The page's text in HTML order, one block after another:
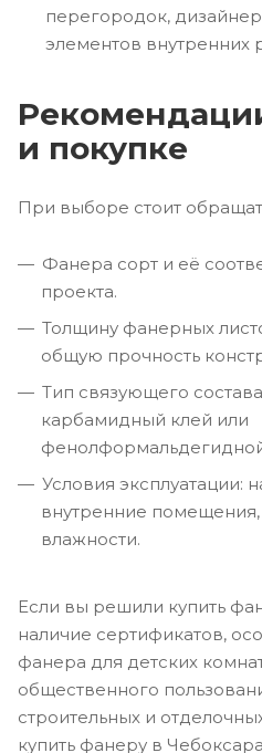
перегородок,
элементов внутренних
и покупке
При выборе стоит
Фанера сорт и её
проекта.
Толщину фанерных
общую прочность
Тип связующего
карбамидный клей или
Условия эксплуатации:
внутренние
влажности.
Если вы решили купить
наличие сертификатов,
фанера для детских
общественного
строительных и
купить фанеру в